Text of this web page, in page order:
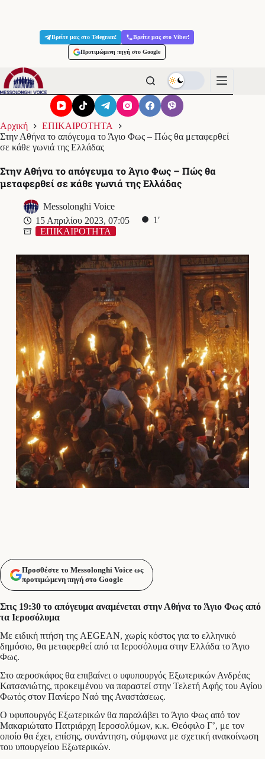
Βρείτε μας στο Telegram! Βρείτε μας στο Viber!
Προτιμώμενη πηγή στο Google
Αρχική
ΕΠΙΚΑΙΡΟΤΗΤΑ
Στην Αθήνα το απόγευμα το Άγιο Φως – Πώς θα μεταφερθεί
σε κάθε γωνιά της Ελλάδας
Στην Αθήνα το απόγευμα το Άγιο Φως – Πώς θα
μεταφερθεί σε κάθε γωνιά της Ελλάδας
Messolonghi Voice
15 Απριλίου 2023, 07:05
1′
ΕΠΙΚΑΙΡΟΤΗΤΑ
Προσθέστε το Messolonghi Voice ως
προτιμώμενη πηγή στο Google
Στις 19:30 το απόγευμα αναμένεται στην Αθήνα το Άγιο Φως από
τα Ιεροσόλυμα
Με ειδική πτήση της AEGEAN, χωρίς κόστος για το ελληνικό
δημόσιο, θα μεταφερθεί από τα Ιεροσόλυμα στην Ελλάδα το Άγιο
Φως.
Στο αεροσκάφος θα επιβαίνει ο υφυπουργός Εξωτερικών Ανδρέας
Κατσανιώτης, προκειμένου να παραστεί στην Τελετή Αφής του Αγίου
Φωτός στον Πανίερο Ναό της Αναστάσεως.
Ο υφυπουργός Εξωτερικών θα παραλάβει το Άγιο Φως από τον
Μακαριώτατο Πατριάρχη Ιεροσολύμων, κ.κ. Θεόφιλο Γ’, με τον
οποίο θα έχει, επίσης, συνάντηση, σύμφωνα με σχετική ανακοίνωση
του υπουργείου Εξωτερικών.